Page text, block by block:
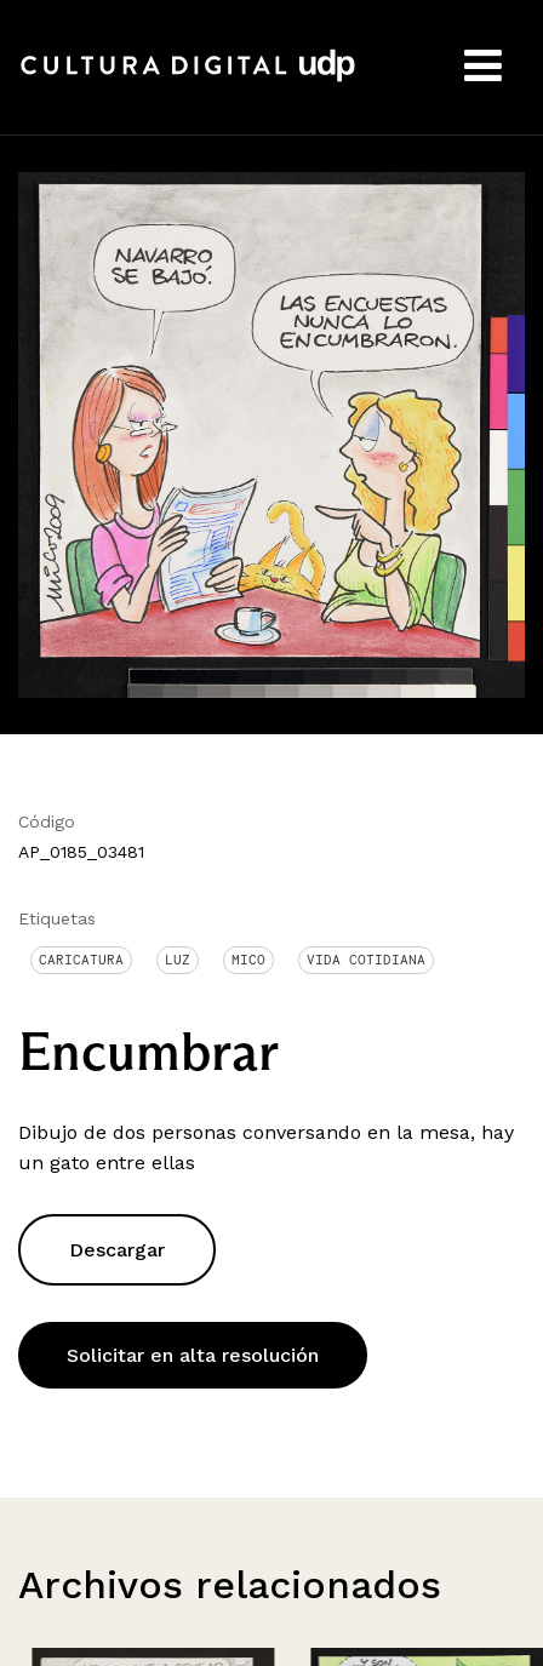
Código
AP_0185_03481
Etiquetas
CARICATURA LUZ MICO VIDA COTIDIANA
Encumbrar
Dibujo de dos personas conversando en la mesa, hay
un gato entre ellas
Descargar
Solicitar en alta resolución
Archivos relacionados